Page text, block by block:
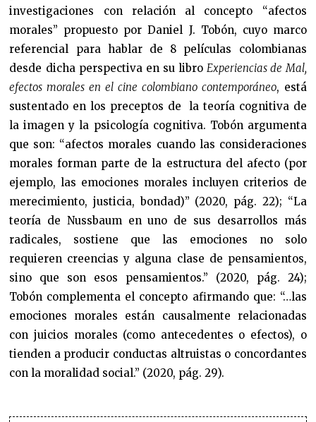
investigaciones con relación al concepto “afectos
morales” propuesto por Daniel J. Tobón, cuyo marco
referencial para hablar de 8 películas colombianas
desde dicha perspectiva en su libroExperiencias de Mal,
efectos morales en el cine colombiano contemporáneo, está
sustentado en los preceptos de la teoría cognitiva de
la imagen y la psicología cognitiva. Tobón argumenta
que son: “afectos morales cuando las consideraciones
morales forman parte de la estructura del afecto (por
ejemplo, las emociones morales incluyen criterios de
merecimiento, justicia, bondad)” (2020, pág. 22); “La
teoría de Nussbaum en uno de sus desarrollos más
radicales, sostiene que las emociones no solo
requieren creencias y alguna clase de pensamientos,
sino que son esos pensamientos.” (2020, pág. 24);
Tobón complementa el concepto afirmando que: “…las
emociones morales están causalmente relacionadas
con juicios morales (como antecedentes o efectos), o
tienden a producir conductas altruistas o concordantes
con la moralidad social.” (2020, pág. 29).